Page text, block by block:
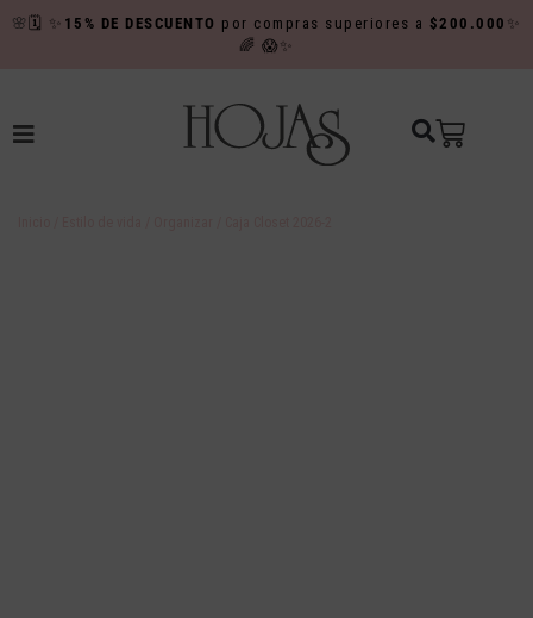
🌸 🗓️ ✨ 15% DE DESCUENTO por compras superiores a $200.000 ✨
🌈 😱✨